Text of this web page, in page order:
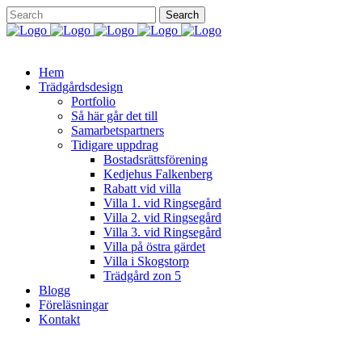
Hem
Trädgårdsdesign
Portfolio
Så här går det till
Samarbetspartners
Tidigare uppdrag
Bostadsrättsförening
Kedjehus Falkenberg
Rabatt vid villa
Villa 1. vid Ringsegård
Villa 2. vid Ringsegård
Villa 3. vid Ringsegård
Villa på östra gärdet
Villa i Skogstorp
Trädgård zon 5
Blogg
Föreläsningar
Kontakt